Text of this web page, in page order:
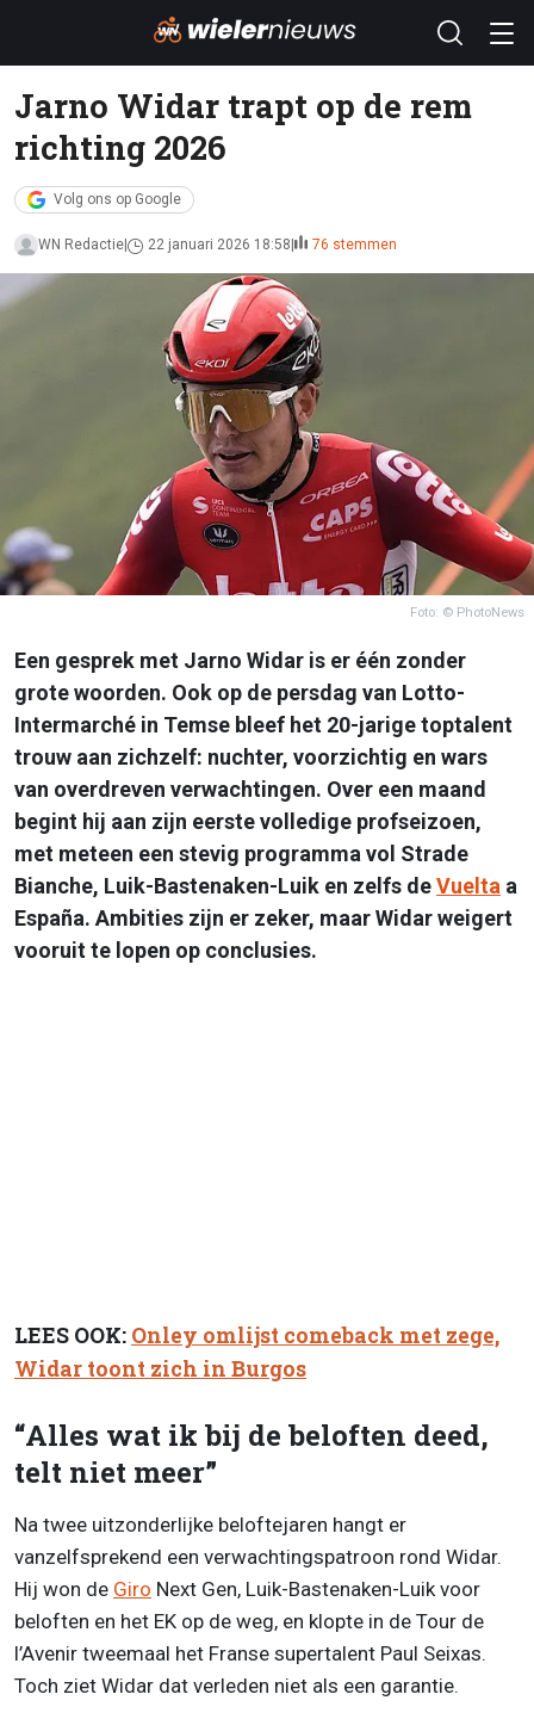
Jarno Widar trapt op de rem
richting 2026
Volg ons op Google
WN Redactie 22 januari 2026 18:58 76 stemmen
Foto: © PhotoNews
Een gesprek met Jarno Widar is er één zonder
grote woorden. Ook op de persdag van Lotto-
Intermarché in Temse bleef het 20-jarige toptalent
trouw aan zichzelf: nuchter, voorzichtig en wars
van overdreven verwachtingen. Over een maand
begint hij aan zijn eerste volledige profseizoen,
met meteen een stevig programma vol Strade
Bianche, Luik-Bastenaken-Luik en zelfs deVuelta a
España. Ambities zijn er zeker, maar Widar weigert
vooruit te lopen op conclusies.
LEES OOK: Onley omlijst comeback met zege,
Widar toont zich in Burgos
“Alles wat ik bij de beloften deed,
telt niet meer”
Na twee uitzonderlijke beloftejaren hangt er
vanzelfsprekend een verwachtingspatroon rond Widar.
Hij won de Giro Next Gen, Luik-Bastenaken-Luik voor
beloften en het EK op de weg, en klopte in de Tour de
l’Avenir tweemaal het Franse supertalent Paul Seixas.
Toch ziet Widar dat verleden niet als een garantie.